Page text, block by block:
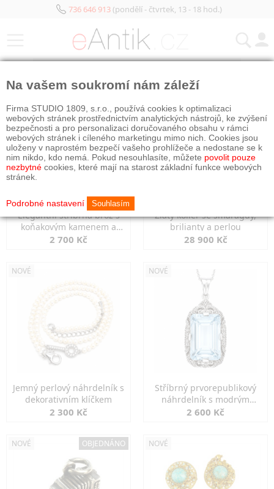
736 646 913(pondělí - čtvrtek, 13 - 18 hod.)
Elegantní stříbrná brož s
koňakovým kamenem a
markazity
2 700 Kč
Zlatý kolier se smaragdy,
brilianty a perlou
28 900 Kč
NOVÉ
Jemný perlový náhrdelník s
dekorativním klíčkem
2 300 Kč
NOVÉ
Stříbrný prvorepublikový
náhrdelník s modrým
spinelem
2 600 Kč
NOVÉ OBJEDNÁNO NOVÉ
Na vašem soukromí nám záleží
Firma STUDIO 1809, s.r.o., používá cookies k optimalizaci
webových stránek prostřednictvím analytických nástrojů, ke zvýšení
bezpečnosti a pro personalizaci doručovaného obsahu v rámci
webových stránek i cíleného marketingu mimo nich. Cookies jsou
uloženy v naprostém bezpečí vašeho prohlížeče a nedostane se k
nim nikdo, kdo nemá. Pokud nesouhlasíte, můžete povolit pouze
nezbytné cookies, které mají na starost základní funkce webových
stránek.
Podrobné nastavení Souhlasím